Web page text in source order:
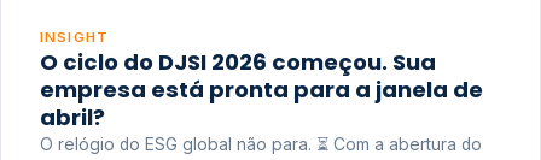
INSIGHT
O ciclo do DJSI 2026 começou. Sua
empresa está pronta para a janela de
abril?
O relógio do ESG global não para. ⏳ Com a abertura do